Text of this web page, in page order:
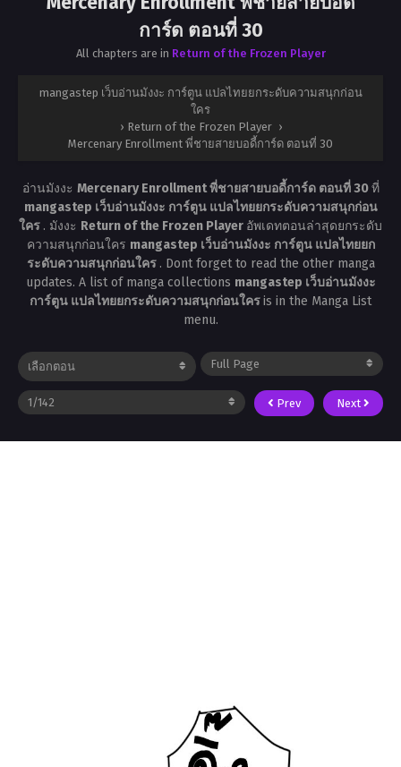
การ์ด ตอนที่ 30
All chapters are in Return of the Frozen Player
mangastep เว็บอ่านมังงะ การ์ตูน แปลไทยยกระดับความสนุกก่อน
ใคร
› Return of the Frozen Player ›
Mercenary Enrollment พี่ชายสายบอดี้การ์ด ตอนที่ 30
อ่านมังงะ Mercenary Enrollment พี่ชายสายบอดี้การ์ด ตอนที่ 30ที่
mangastep เว็บอ่านมังงะ การ์ตูน แปลไทยยกระดับความสนุกก่อน
ใคร . มังงะ Return of the Frozen Player อัพเดทตอนล่าสุดยกระดับ
ความสนุกก่อนใคร mangastep เว็บอ่านมังงะ การ์ตูน แปลไทยยก
ระดับความสนุกก่อนใคร . Dont forget to read the other manga
updates. A list of manga collections mangastep เว็บอ่านมังงะ
การ์ตูน แปลไทยยกระดับความสนุกก่อนใครis in the Manga List
menu.
Prev Next